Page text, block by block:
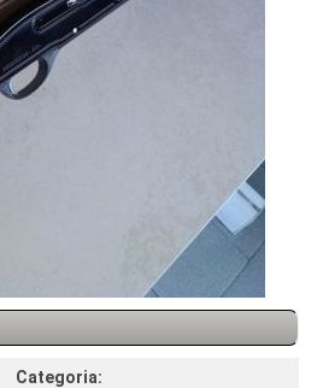
Categoria: